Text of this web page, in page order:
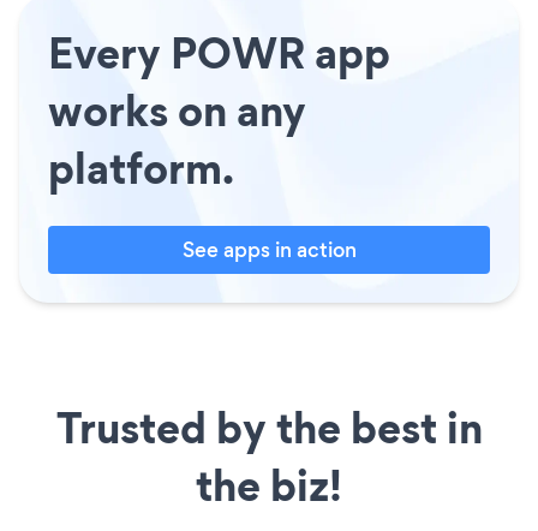
Every POWR app
works on any
platform.
See apps in action
Trusted by the best in
the biz!